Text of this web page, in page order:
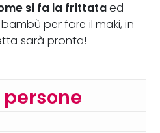
si fa la frittata ed
per fare il maki, in
sarà pronta!
persone